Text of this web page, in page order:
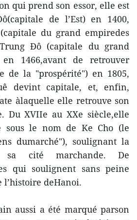
qui prend son essor, elle est
de l’Est) en 1400,
du grand empiredes
Đô (capitale du grand
1466,avant de retrouver
de la "prospérité") en 1805,
devint capitale, et, enfin,
àlaquelle elle retrouve son
Du XVIIe au XXe siècle,elle
sous le nom de Ke Cho (le
dumarché"), soulignant la
sa cité marchande. De
qui soulignent sans peine
l’histoire deHanoi.
aussi a été marqué parson